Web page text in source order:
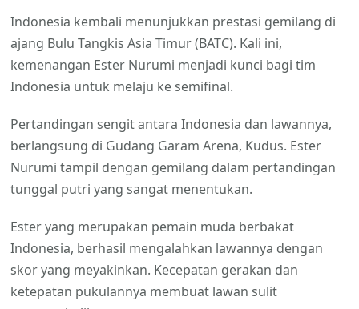
Indonesia kembali menunjukkan prestasi gemilang di
ajang Bulu Tangkis Asia Timur (BATC). Kali ini,
kemenangan Ester Nurumi menjadi kunci bagi tim
Indonesia untuk melaju ke semifinal.
Pertandingan sengit antara Indonesia dan lawannya,
berlangsung di Gudang Garam Arena, Kudus. Ester
Nurumi tampil dengan gemilang dalam pertandingan
tunggal putri yang sangat menentukan.
Ester yang merupakan pemain muda berbakat
Indonesia, berhasil mengalahkan lawannya dengan
skor yang meyakinkan. Kecepatan gerakan dan
ketepatan pukulannya membuat lawan sulit